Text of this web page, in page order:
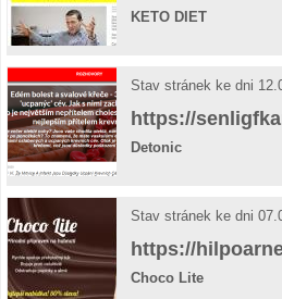
KETO DIET
Stav stránek ke dni
https://
Detonic
Stav stránek ke dni
https://
Choco Lite